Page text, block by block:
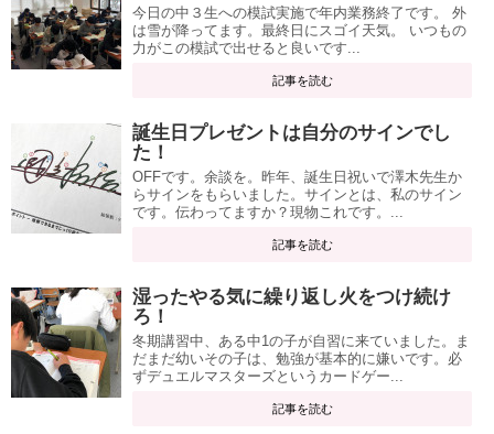
今日の中３生への模試実施で年内業務終了です。 外
は雪が降ってます。最終日にスゴイ天気。 いつもの
力がこの模試で出せると良いです...
記事を読む
誕生日プレゼントは自分のサインでし
た！
OFFです。余談を。昨年、誕生日祝いで澤木先生か
らサインをもらいました。サインとは、私のサイン
です。伝わってますか？現物これです。...
記事を読む
湿ったやる気に繰り返し火をつけ続け
ろ！
冬期講習中、ある中1の子が自習に来ていました。ま
だまだ幼いその子は、勉強が基本的に嫌いです。必
ずデュエルマスターズというカードゲー...
記事を読む